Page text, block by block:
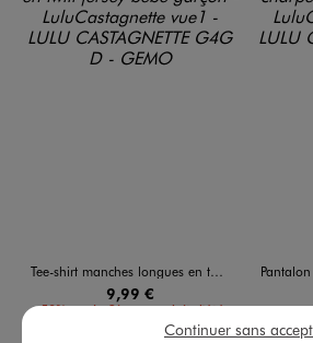
Tee-shirt manches longues en twill jersey bébé garçon - LuluCastagnette
9,99 €
-50% sur le 2ème produit d'été
Pantalon en
Continuer sans